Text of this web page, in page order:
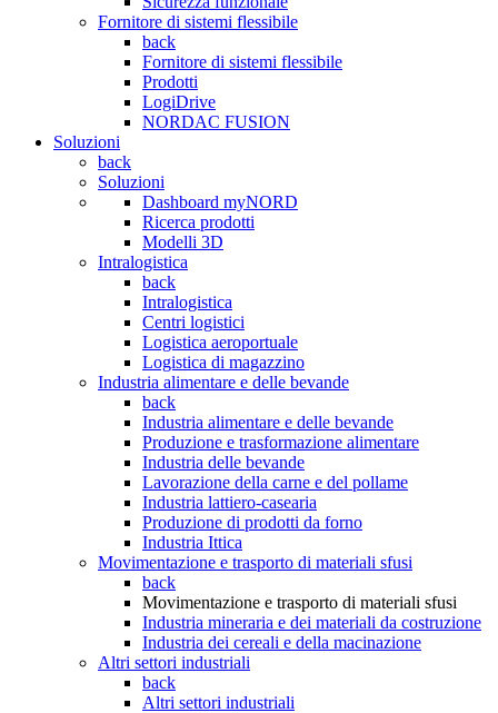
Fornitore di sistemi flessibile
back
Fornitore di sistemi flessibile
Prodotti
LogiDrive
NORDAC FUSION
Soluzioni
back
Soluzioni
Dashboard myNORD
Ricerca prodotti
Modelli 3D
Intralogistica
back
Intralogistica
Centri logistici
Logistica aeroportuale
Logistica di magazzino
Industria alimentare e delle bevande
back
Industria alimentare e delle bevande
Produzione e trasformazione alimentare
Industria delle bevande
Lavorazione della carne e del pollame
Industria lattiero-casearia
Produzione di prodotti da forno
Industria Ittica
Movimentazione e trasporto di materiali sfusi
back
Movimentazione e trasporto di materiali sfusi
Industria mineraria e dei materiali da costruzione
Industria dei cereali e della macinazione
Altri settori industriali
back
Altri settori industriali